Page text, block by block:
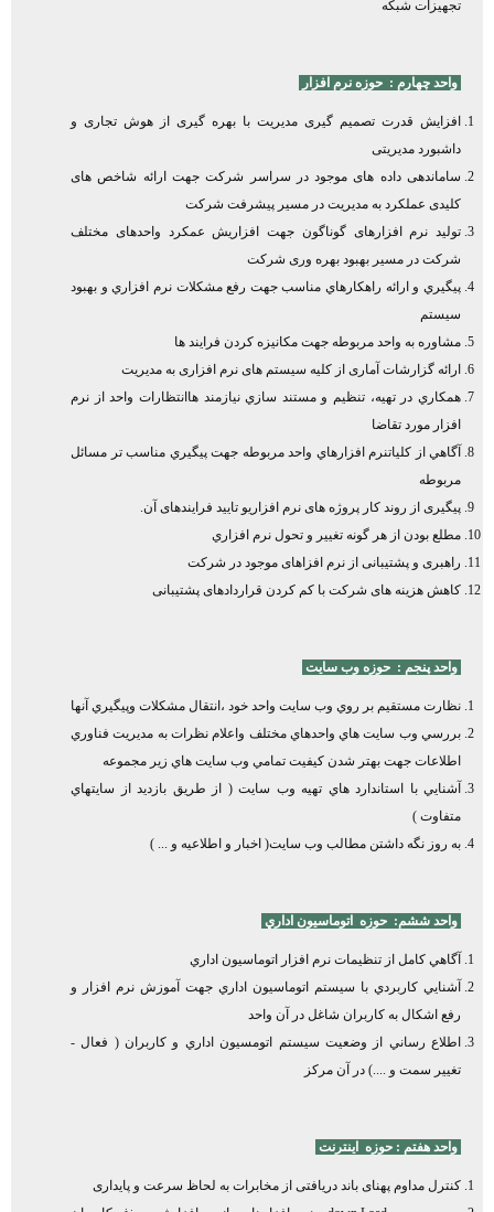
تجهيزات شبكه
واحد چهارم : حوزه نرم افزار
افزایش قدرت تصمیم گیری مدیریت با بهره گیری از هوش تجاری و
داشبورد مدیریتی
ساماندهی داده های موجود در سراسر شرکت جهت ارائه شاخص های
کلیدی عملکرد به مدیریت در مسیر پیشرفت شرکت
تولید نرم افزارهای گوناگون جهت افزاریش عمکرد واحدهای مختلف
شرکت در مسیر بهبود بهره وری شرکت
پيگيري و ارائه راهكارهاي مناسب جهت رفع مشكلات نرم افزاري و بهبود
سيستم
مشاوره به واحد مربوطه جهت مكانيزه كردن فرايند ها
ارائه گزارشات آماری از کلیه سیستم های نرم افزاری به مدیریت
همكاري در تهيه، تنظيم و مستند سازي نيازمند هاانتظارات واحد از نرم
افزار مورد تقاضا
آگاهي از كلياتنرم افزارهاي واحد مربوطه جهت پيگيري مناسب تر مسائل
مربوطه
پیگیری از روند كار پروژه های نرم افزاريو تایید فرایندهای آن.
مطلع بودن از هر گونه تغيير و تحول نرم افزاري
راهبری و پشتیبانی از نرم افزاهای موجود در شرکت
کاهش هزینه های شرکت با کم کردن قراردادهای پشتیبانی
واحد پنجم : حوزه وب سايت
نظارت مستقيم بر روي وب سايت واحد خود ،انتقال مشكلات وپيگيري آنها
بررسي وب سايت هاي واحدهاي مختلف واعلام نظرات به مديريت فناوري
اطلاعات جهت بهتر شدن كيفيت تمامي وب سايت هاي زير مجموعه
آشنايي با استاندارد هاي تهيه وب سايت ( از طريق بازديد از سايتهاي
متفاوت )
به روز نگه داشتن مطالب وب سايت( اخبار و اطلاعيه و ... )
واحد ششم: حوزه اتوماسيون اداري
آگاهي كامل از تنظيمات نرم افزار اتوماسيون اداري
آشنايي كاربردي با سيستم اتوماسيون اداري جهت آموزش نرم افزار و
رفع اشكال به كاربران شاغل در آن واحد
اطلاع رساني از وضعيت سيستم اتومسيون اداري و كاربران ( فعال -
تغيير سمت و ....) در آن مركز
واحد هفتم : حوزه اينترنت
کنترل مداوم پهنای باند دریافتی از مخابرات به لحاظ سرعت و پایداری